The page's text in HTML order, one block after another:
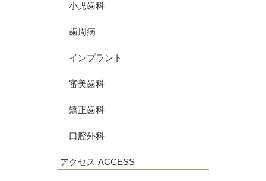
小児歯科
歯周病
インプラント
審美歯科
矯正歯科
口腔外科
アクセス ACCESS